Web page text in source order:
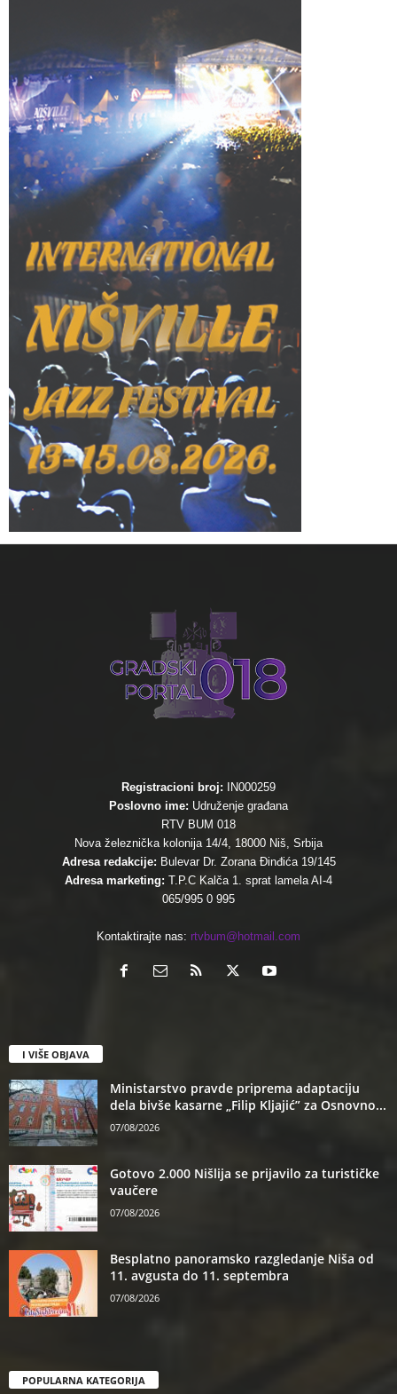
Registracioni broj:
IN000259
Poslovno ime: Udruženje građana
RTV BUM 018
Nova železnička kolonija 14/4, 18000 Niš, Srbija
Adresa redakcije: Bulevar Dr. Zorana Đinđića 19/145
Adresa marketing: T.P.C Kalča 1. sprat lamela AI-4
065/995 0 995
Kontaktirajte nas: rtvbum@hotmail.com
I VIŠE OBJAVA
Ministarstvo pravde priprema adaptaciju
dela bivše kasarne „Filip Kljajić” za Osnovno...
07/08/2026
Gotovo 2.000 Nišlija se prijavilo za turističke
vaučere
07/08/2026
Besplatno panoramsko razgledanje Niša od
11. avgusta do 11. septembra
07/08/2026
POPULARNA KATEGORIJA